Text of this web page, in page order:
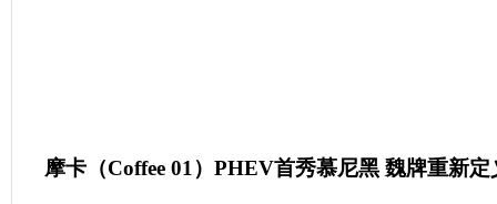
摩卡（Coffee 01）PHEV首秀慕尼黑 魏牌重新